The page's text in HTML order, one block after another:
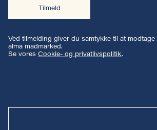
Tilmeld
Ved tilmelding giver du samtykke til at
alma madmarked.
Se vores Cookie- og privatlivspolitik.